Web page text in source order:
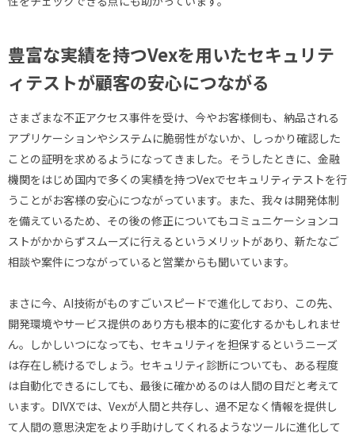
豊富な実績を持つVexを用いたセキュリテ
ィテストが顧客の安心につながる
さまざまな不正アクセス事件を受け、今やお客様側も、納品される
アプリケーションやシステムに脆弱性がないか、しっかり確認した
ことの証明を求めるようになってきました。そうしたときに、金融
機関をはじめ国内で多くの実績を持つVexでセキュリティテストを行
うことがお客様の安心につながっています。また、我々は開発体制
を備えているため、その後の修正についてもコミュニケーションコ
ストがかからずスムーズに行えるというメリットがあり、新たなご
相談や案件につながっていると営業からも聞いています。
まさに今、AI技術がものすごいスピードで進化しており、この先、
開発環境やサービス提供のあり方も根本的に変化するかもしれませ
ん。しかしいつになっても、セキュリティを担保するというニーズ
は存在し続けるでしょう。セキュリティ診断についても、ある程度
は自動化できるにしても、最後に確かめるのは人間の目だと考えて
います。DIVXでは、Vexが人間と共存し、過不足なく情報を提供し
て人間の意思決定をより手助けしてくれるようなツールに進化して